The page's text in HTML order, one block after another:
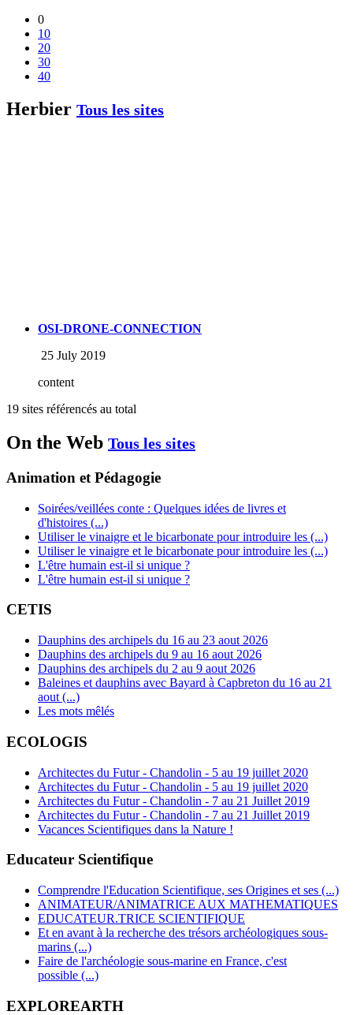
0
10
20
30
40
Herbier Tous les sites
OSI-DRONE-CONNECTION
25 July 2019
content
19 sites référencés au total
On the Web Tous les sites
Animation et Pédagogie
Soirées/veillées conte : Quelques idées de livres et
d'histoires (...)
Utiliser le vinaigre et le bicarbonate pour introduire les (...)
Utiliser le vinaigre et le bicarbonate pour introduire les (...)
L'être humain est-il si unique ?
L'être humain est-il si unique ?
CETIS
Dauphins des archipels du 16 au 23 aout 2026
Dauphins des archipels du 9 au 16 aout 2026
Dauphins des archipels du 2 au 9 aout 2026
Baleines et dauphins avec Bayard à Capbreton du 16 au 21
aout (...)
Les mots mêlés
ECOLOGIS
Architectes du Futur - Chandolin - 5 au 19 juillet 2020
Architectes du Futur - Chandolin - 5 au 19 juillet 2020
Architectes du Futur - Chandolin - 7 au 21 Juillet 2019
Architectes du Futur - Chandolin - 7 au 21 Juillet 2019
Vacances Scientifiques dans la Nature !
Educateur Scientifique
Comprendre l'Education Scientifique, ses Origines et ses (...)
ANIMATEUR/ANIMATRICE AUX MATHEMATIQUES
EDUCATEUR.TRICE SCIENTIFIQUE
Et en avant à la recherche des trésors archéologiques sous-
marins (...)
Faire de l'archéologie sous-marine en France, c'est
possible (...)
EXPLOREARTH